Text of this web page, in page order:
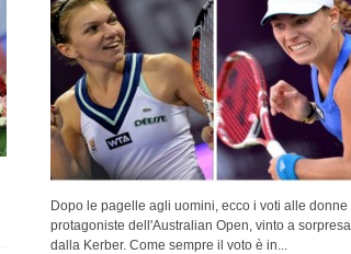
Dopo le pagelle agli uomini, ecco i voti alle donne
protagoniste dell'Australian Open, vinto a sorpresa
dalla Kerber. Come sempre il voto è in...